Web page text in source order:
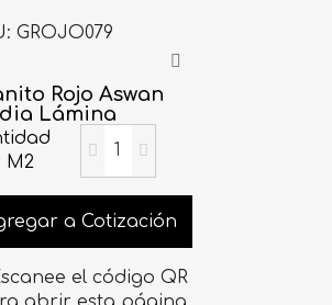
GROJO079
Rojo Aswan
Lámina
M2
a Cotización